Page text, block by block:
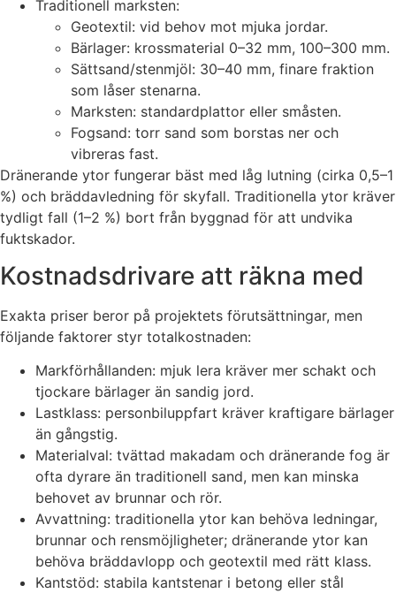
Traditionell marksten:
Geotextil: vid behov mot mjuka jordar.
Bärlager: krossmaterial 0–32 mm, 100–300 mm.
Sättsand/stenmjöl: 30–40 mm, finare fraktion
som låser stenarna.
Marksten: standardplattor eller småsten.
Fogsand: torr sand som borstas ner och
vibreras fast.
Dränerande ytor fungerar bäst med låg lutning (cirka 0,5–1
%) och bräddavledning för skyfall. Traditionella ytor kräver
tydligt fall (1–2 %) bort från byggnad för att undvika
fuktskador.
Kostnadsdrivare att räkna med
Exakta priser beror på projektets förutsättningar, men
följande faktorer styr totalkostnaden:
Markförhållanden: mjuk lera kräver mer schakt och
tjockare bärlager än sandig jord.
Lastklass: personbiluppfart kräver kraftigare bärlager
än gångstig.
Materialval: tvättad makadam och dränerande fog är
ofta dyrare än traditionell sand, men kan minska
behovet av brunnar och rör.
Avvattning: traditionella ytor kan behöva ledningar,
brunnar och rensmöjligheter; dränerande ytor kan
behöva bräddavlopp och geotextil med rätt klass.
Kantstöd: stabila kantstenar i betong eller stål